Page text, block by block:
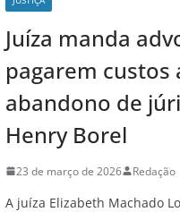
Juíza manda
pagarem custos
abandono de
Henry Borel
23 de março de 2026 Redação
A juíza Elizabeth Machado